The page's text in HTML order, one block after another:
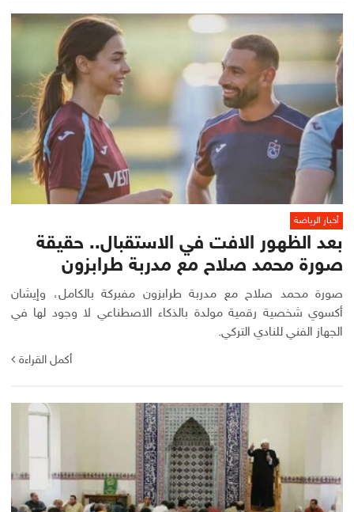
أخبار الرياضة
بعد الظهور الافت في الاستقبال.. حقيقة
صورة محمد صلاح مع مدربة طرابزون
صورة محمد صلاح مع مدربة طرابزون مفبركة بالكامل، وإيشان
أكسوي شخصية رقمية مولدة بالذكاء الاصطناعي لا وجود لها في
الجهاز الفني للنادي التركي.
أكمل القراءة